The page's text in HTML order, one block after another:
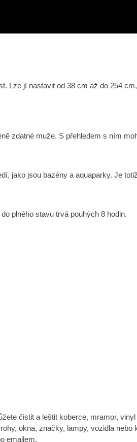
Lze jí nastavit od 38 cm až do 254
zdatné muže. S přehledem s ním
jako jsou bazény a aquaparky. Je
plného stavu trvá pouhých 8 hodin.
čistit a leštit koberce, mramor,
okna, značky, lampy, vozidla nebo
emailem.